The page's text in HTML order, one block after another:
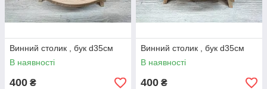
Винний столик , бук d35см
В наявності
400 ₴
Винний столик , бук d35см
В наявності
400 ₴